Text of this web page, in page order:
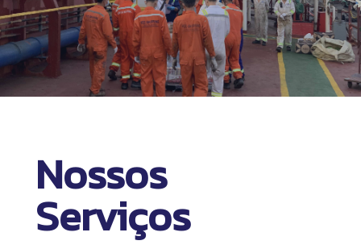
Nossos
Serviços